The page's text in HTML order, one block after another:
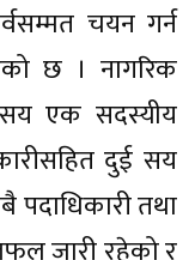
चयन गर्न
छ । नागरिक
सय एक सदस्यीय
दुई सय
पदाधिकारी तथा